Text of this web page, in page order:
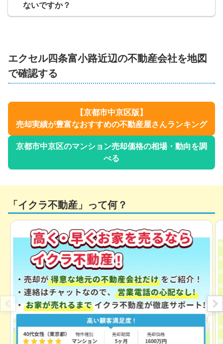
ないですか？
エクセル四条富小路近辺の不動産会社を地図
で確認する
【京都市中京区版】
売却実績が豊富なおすすめの不動産屋さんランキング
京都市中京区のマンション売却価格の相場・動向を調
べる
「イクラ不動産」って何？